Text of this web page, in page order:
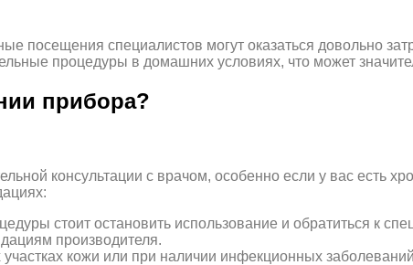
посещения специалистов могут оказаться довольно
процедуры в домашних условиях, что может
прибора?
консультации с врачом, особенно если у вас есть
стоит остановить использование и обратиться к
производителя.
кожи или при наличии инфекционных